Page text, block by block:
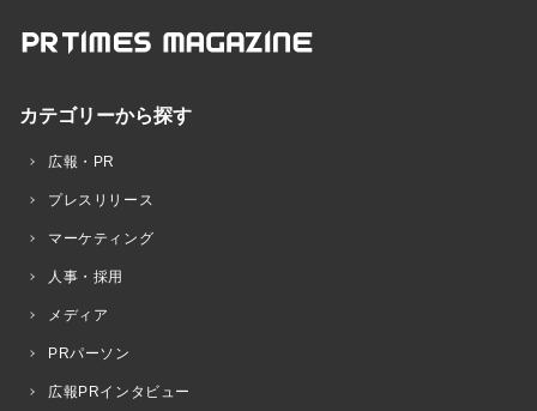
カテゴリーから探す
広報・PR
プレスリリース
マーケティング
人事・採用
メディア
PRパーソン
広報PRインタビュー